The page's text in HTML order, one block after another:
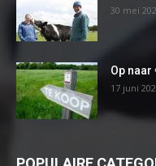
30 mei
Op
17 juni